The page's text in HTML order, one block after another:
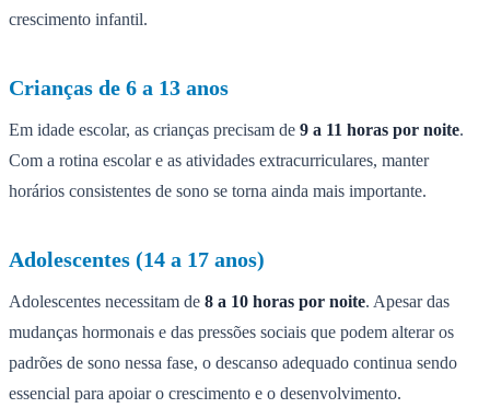
crescimento infantil.
Crianças de 6 a 13 anos
Em idade escolar, as crianças precisam de 9 a 11 horas por noite.
Com a rotina escolar e as atividades extracurriculares, manter
horários consistentes de sono se torna ainda mais importante.
Adolescentes (14 a 17 anos)
Adolescentes necessitam de 8 a 10 horas por noite. Apesar das
mudanças hormonais e das pressões sociais que podem alterar os
padrões de sono nessa fase, o descanso adequado continua sendo
essencial para apoiar o crescimento e o desenvolvimento.